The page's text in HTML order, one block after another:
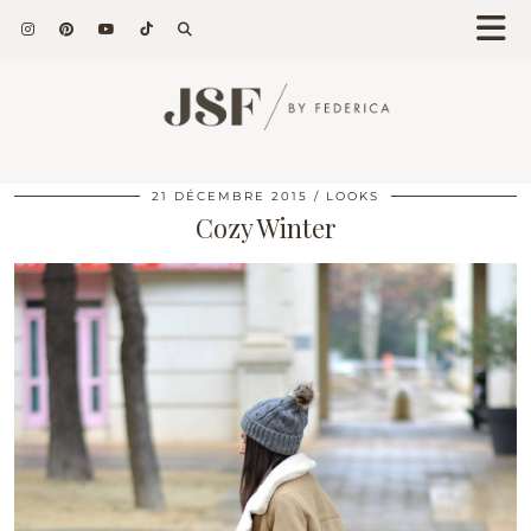
21 DÉCEMBRE 2015 LOOKS
Cozy Winter